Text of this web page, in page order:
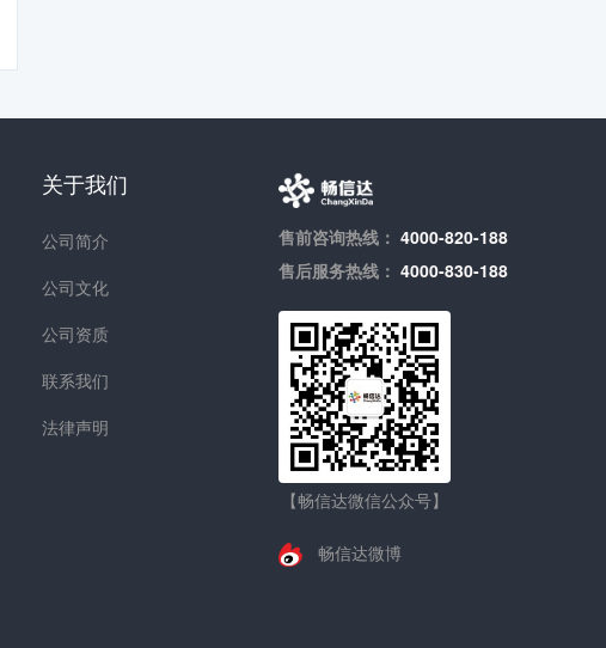
关于我们
公司简介
公司文化
公司资质
联系我们
法律声明
售前咨询热线： 4000-820-188
售后服务热线： 4000-830-188
【畅信达微信公众号】
畅信达微博